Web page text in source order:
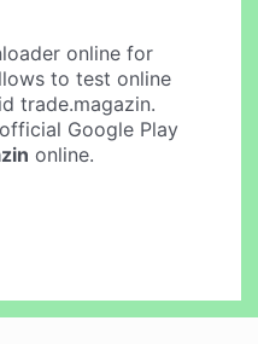
online for
to test online
trade.magazin.
Google Play
online.